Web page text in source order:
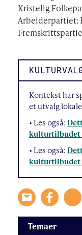
Kristelig
Arbeiderpartiet:
Kontekst har
et utvalg
• Les også:
kulturtilbudet
• Les også:
kulturtilbudet
Temaer